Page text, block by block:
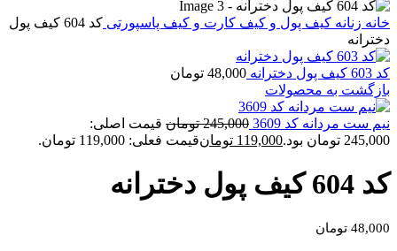
خانه زنانه کیف پول و کیف کارت و کیف پاسپورتی
کد 604 کیف پول
دخترانه
کد 603 کیف پول دخترانه 48,000 تومان
بازگشت به محصولات
نیم ست مردانه کد 3609 245,000 تومان قیمت اصلی:
245,000 تومان بود.
119,000 تومانقیمت فعلی: 119,000 تومان.
کد 604 کیف پول دخترانه
48,000 تومان